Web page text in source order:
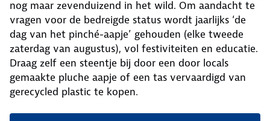
nog maar zevenduizend in het wild. Om aandacht te
vragen voor de bedreigde status wordt jaarlijks ‘de
dag van het pinché-aapje’ gehouden (elke tweede
zaterdag van augustus), vol festiviteiten en educatie.
Draag zelf een steentje bij door een door locals
gemaakte pluche aapje of een tas vervaardigd van
gerecycled plastic te kopen.